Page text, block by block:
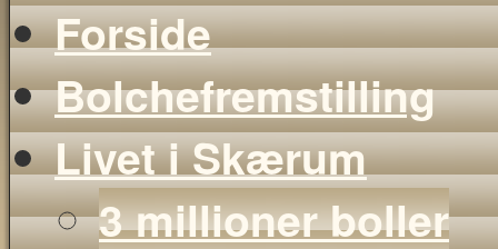
Forside
Bolchefremstilling
Livet i Skærum
3 millioner boller